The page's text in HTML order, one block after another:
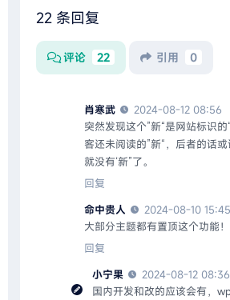
22 条回复
评论 22 引用 0
肖寒武
2024-08-12 08:56
突然发现这个”新“是网站标识
客还未阅读的”新“，后者的话
就没有‘新”了。
回复
命中贵人
2024-08-10 15:45
大部分主题都有置顶这个功能！
回复
小宁果
2024-08-12 08:36
国内开发和改的应该会有，